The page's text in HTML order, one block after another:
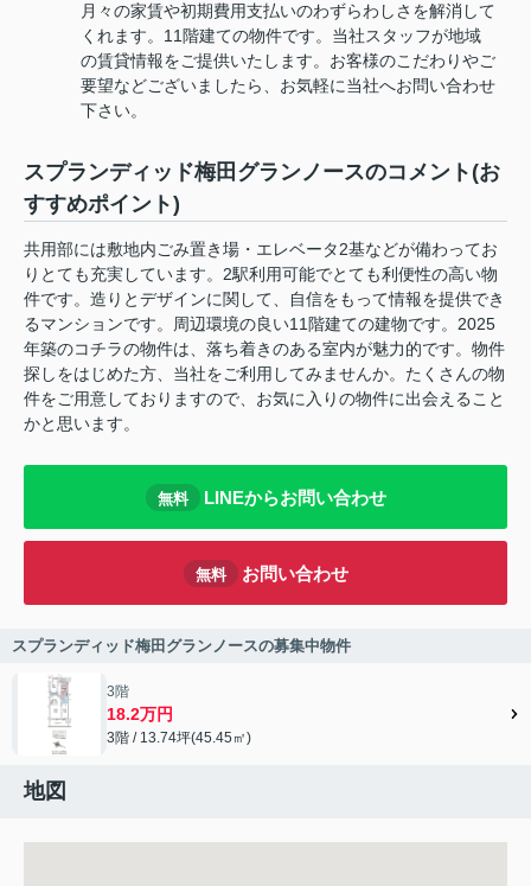
月々の家賃や初期費用支払いのわずらわしさを解消して
くれます。11階建ての物件です。当社スタッフが地域
の賃貸情報をご提供いたします。お客様のこだわりやご
要望などございましたら、お気軽に当社へお問い合わせ
下さい。
スプランディッド梅田グランノースのコメント(お
すすめポイント)
共用部には敷地内ごみ置き場・エレベータ2基などが備わってお
りとても充実しています。2駅利用可能でとても利便性の高い物
件です。造りとデザインに関して、自信をもって情報を提供でき
るマンションです。周辺環境の良い11階建ての建物です。2025
年築のコチラの物件は、落ち着きのある室内が魅力的です。物件
探しをはじめた方、当社をご利用してみませんか。たくさんの物
件をご用意しておりますので、お気に入りの物件に出会えること
かと思います。
無料 LINEからお問い合わせ
無料 お問い合わせ
スプランディッド梅田グランノースの募集中物件
3階
18.2万円
3階 / 13.74坪(45.45㎡)
地図